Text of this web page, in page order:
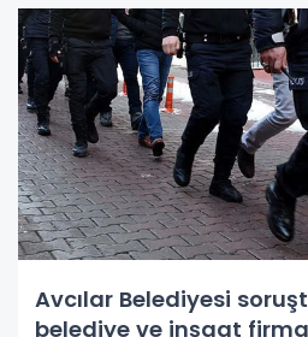
Avcılar Belediyesi
belediye ve inşaat